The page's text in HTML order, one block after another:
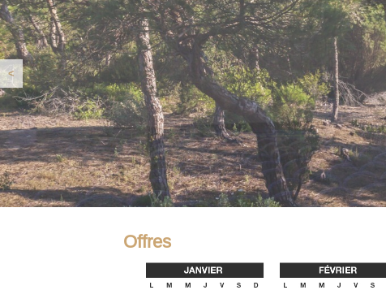
<
Offres